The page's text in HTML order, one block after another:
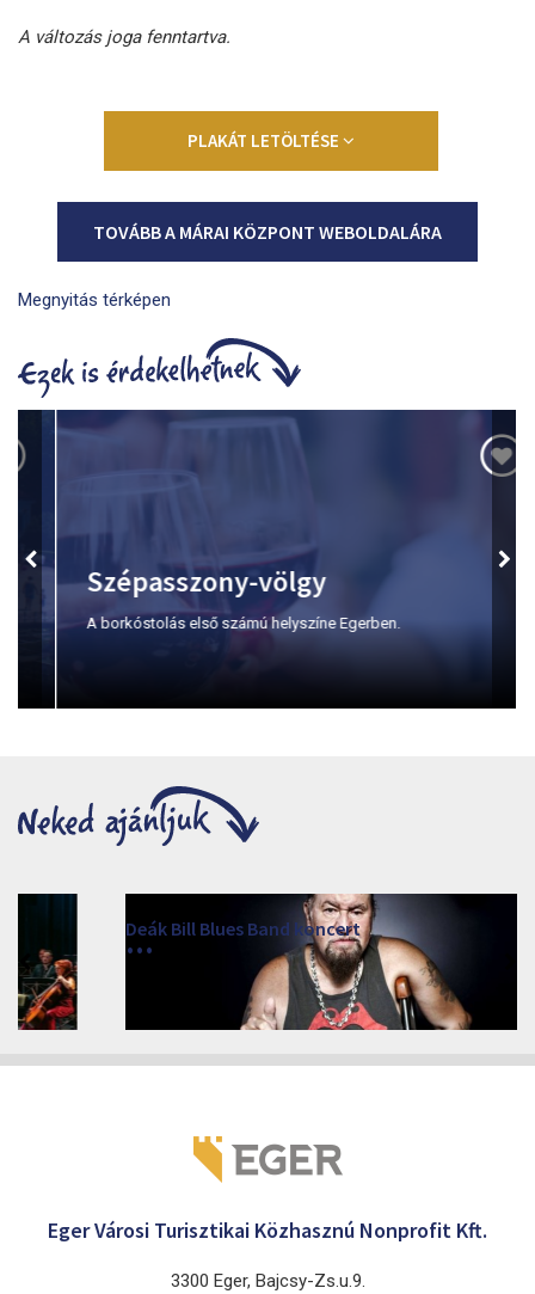
A változás joga fenntartva.
PLAKÁT LETÖLTÉSE
TOVÁBB A MÁRAI KÖZPONT WEBOLDALÁRA
Megnyitás térképen
Szépasszony-völgy
A borkóstolás első számú helyszíne Egerben.
Deák Bill Blues Band koncert
2026. augusztus 14. 20:00
Márai Központ, Eger 3300, Szépasszony-völgy 35.
Eger Városi Turisztikai Közhasznú Nonprofit Kft.
3300 Eger, Bajcsy-Zs.u.9.